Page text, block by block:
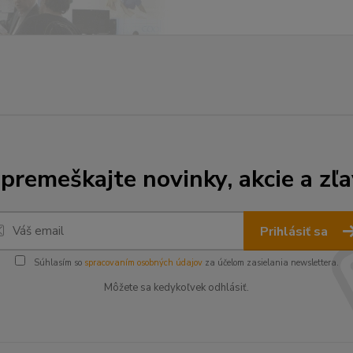
novinky, akcie a
Prihlásiť sa
Súhlasím so spracovaním osobných údajovza účelom zasielania newslettera.
Môžete sa kedykoľvek odhlásiť.